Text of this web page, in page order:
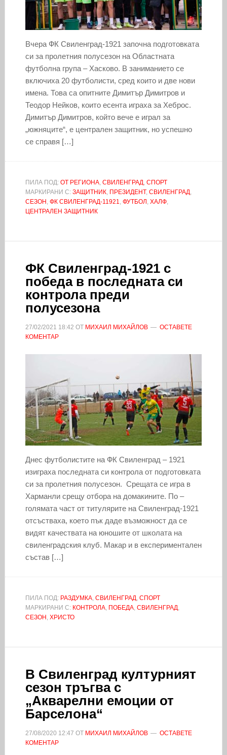
Вчера ФК Свиленград-1921 започна подготовката
си за пролетния полусезон на Областната
футболна група – Хасково. В заниманието се
включиха 20 футболисти, сред които и две нови
имена. Това са опитните Димитър Димитров и
Теодор Нейков, които есента играха за Хеброс.
Димитър Димитров, който вече е играл за
„южняците“, е централен защитник, но успешно
се справя […]
ПИЛА ПОД: ОТ РЕГИОНА, СВИЛЕНГРАД, СПОРТ
МАРКИРАНИ С: ЗАЩИТНИК, ПРЕЗИДЕНТ, СВИЛЕНГРАД,
СЕЗОН , ФК СВИЛЕНГРАД-11921, ФУТБОЛ , ХАЛФ,
ЦЕНТРАЛЕН ЗАЩИТНИК
ФК Свиленград-1921 с
победа в последната си
контрола преди
полусезона
27/02/2021 18:42 ОТ МИХАИЛ МИХАЙЛОВ
ОСТАВЕТЕ
КОМЕНТАР
Днес футболистите на ФК Свиленград – 1921
изиграха последната си контрола от подготовката
си за пролетния полусезон. Срещата се игра в
Харманли срещу отбора на домакините. По –
голямата част от титулярите на Свиленград-1921
отсъстваха, което пък даде възможност да се
видят качествата на юношите от школата на
свиленградския клуб. Макар и в експериментален
състав […]
ПИЛА ПОД: РАЗДУМКА, СВИЛЕНГРАД, СПОРТ
МАРКИРАНИ С: КОНТРОЛА, ПОБЕДА, СВИЛЕНГРАД,
СЕЗОН , ХРИСТО
В Свиленград културният
сезон тръгва с
„Акварелни емоции от
Барселона“
27/08/2020 12:47 ОТ МИХАИЛ МИХАЙЛОВ
ОСТАВЕТЕ
КОМЕНТАР